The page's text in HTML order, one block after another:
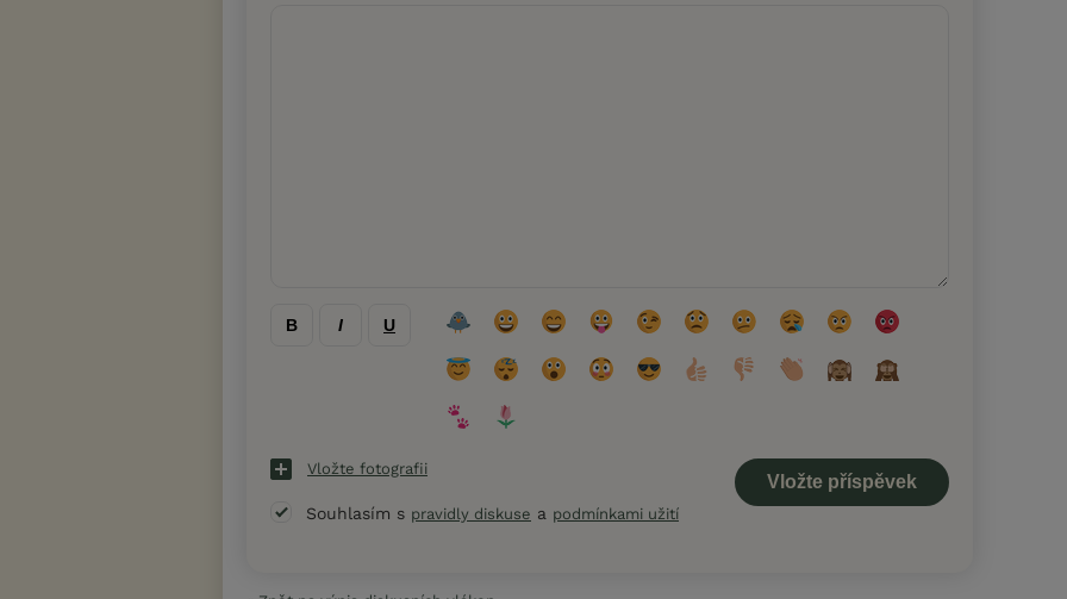
B I U
Vložte fotografii
Souhlasím s pravidly diskuse a podmínkami užití